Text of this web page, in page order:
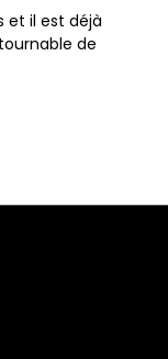
et il est déjà
de